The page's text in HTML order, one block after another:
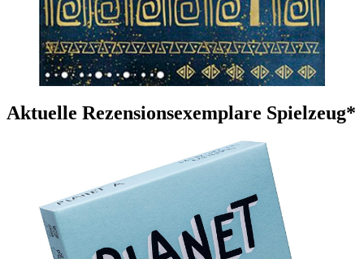
Aktuelle Rezensionsexemplare Spielzeug*